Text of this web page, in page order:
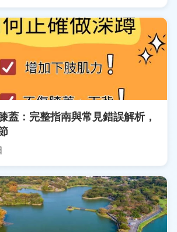
蓋：完整指南與常見錯誤解析，